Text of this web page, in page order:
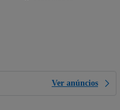
Ver anúncios